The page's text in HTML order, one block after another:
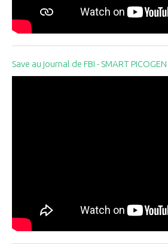
Save au journal de FBI - SMART PICOGEN